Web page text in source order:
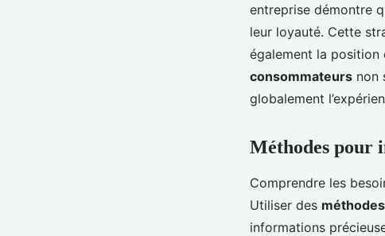
entreprise démontre
leur loyauté. Cette
également la position
consommateurs non
globalement
Méthodes pour
Comprendre les
Utiliser des
informations